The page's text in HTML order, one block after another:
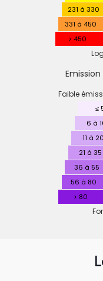
231 à 330
331 à 450
> 450
DE
EFFET
SERRE
Faible
≤
6 à
11 à 20
21 à 35
36 à 55
56 à 80
> 80